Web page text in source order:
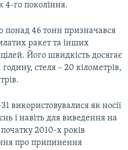
4-го покоління.
понад 46 тонн призначався
ракет та інших
Його швидкість досягає
стеля – 20 кілометрів,
використовувалися як носії
і навіть для виведення на
2010-х років
про припинення